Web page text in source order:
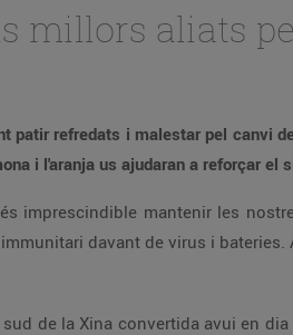
millors aliats
patir refredats i malestar pel canvi
i l'aranja us ajudaran a reforçar
imprescindible mantenir les
davant de virus i
de la Xina convertida avui en